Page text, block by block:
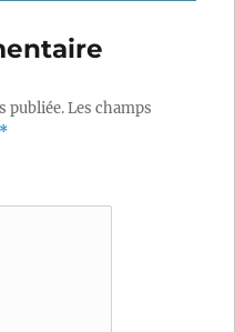
publiée.Les champs
*